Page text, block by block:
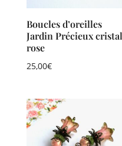
Boucles d’oreilles
Jardin Précieux cristal
rose
25,00€